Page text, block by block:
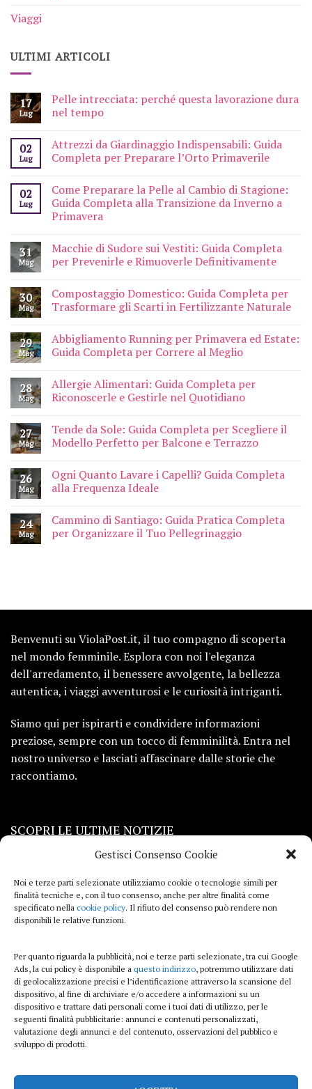
Gestisci Consenso Cookie
Noi e terze parti selezionate utilizziamo cookie o tecnologie simili per
finalità tecniche e, con il tuo consenso, anche per altre finalità come
specificato nella cookie policy. Il rifiuto del consenso può rendere non
disponibili le relative funzioni.
Per quanto riguarda la pubblicità, noi e terze parti selezionate, tra cui Google
Ads, la cui policy è disponibile a questo indirizzo, potremmo utilizzare dati
di geolocalizzazione precisi e l’identificazione attraverso la scansione del
dispositivo, al fine di archiviare e/o accedere a informazioni su un
dispositivo e trattare dati personali come i tuoi dati di utilizzo, per le
seguenti finalità pubblicitarie: annunci e contenuti personalizzati,
valutazione degli annunci e del contenuto, osservazioni del pubblico e
sviluppo di prodotti.
Viaggi
ULTIMI ARTICOLI
17
Lug
Pelle intrecciata: perché questa lavorazione dura
nel tempo
02
Lug
Attrezzi da Giardinaggio Indispensabili: Guida
Completa per Preparare l’Orto Primaverile
02
Lug
Come Preparare la Pelle al Cambio di Stagione:
Guida Completa alla Transizione da Inverno a
Primavera
31
Mag
Macchie di Sudore sui Vestiti: Guida Completa
per Prevenirle e Rimuoverle Definitivamente
30
Mag
Compostaggio Domestico: Guida Completa per
Trasformare gli Scarti in Fertilizzante Naturale
29
Mag
Abbigliamento Running per Primavera ed Estate:
Guida Completa per Correre al Meglio
28
Mag
Allergie Alimentari: Guida Completa per
Riconoscerle e Gestirle nel Quotidiano
27
Mag
Tende da Sole: Guida Completa per Scegliere il
Modello Perfetto per Balcone e Terrazzo
26
Mag
Ogni Quanto Lavare i Capelli? Guida Completa
alla Frequenza Ideale
24
Mag
Cammino di Santiago: Guida Pratica Completa
per Organizzare il Tuo Pellegrinaggio
Benvenuti su ViolaPost.it, il tuo compagno di scoperta
nel mondo femminile. Esplora con noi l'eleganza
dell'arredamento, il benessere avvolgente, la bellezza
autentica, i viaggi avventurosi e le curiosità intriganti.
Siamo qui per ispirarti e condividere informazioni
preziose, sempre con un tocco di femminilità. Entra nel
nostro universo e lasciati affascinare dalle storie che
raccontiamo.
SCOPRI LE ULTIME NOTIZIE
Viaggi
Beauty e benessere
Curiosità
Lifestyle
Sport
iTech